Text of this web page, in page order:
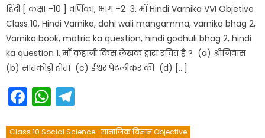
हिंदी [ कक्षा –10 ] वर्णिका, भाग –2 3. माँ Hindi Varnika VVI Objetive
Class 10, Hindi Varnika, dahi wali mangamma, varnika bhag 2,
Varnika book, matric ka question, hindi godhuli bhag 2, hindi
ka question 1. माँ कहानी किस लेखक द्वारा रचित है ? (a) श्रीनिवास
(b) सातकोड़ी होता (c) ईश्वर पेटलीकर की (d) […]
Facebook
WhatsApp
Class 10 Social Science- सामाजिक विज्ञान Objective